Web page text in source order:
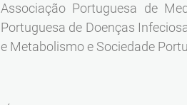
Associação Portuguesa de
Portuguesa de Doenças
e Metabolismo e Sociedade